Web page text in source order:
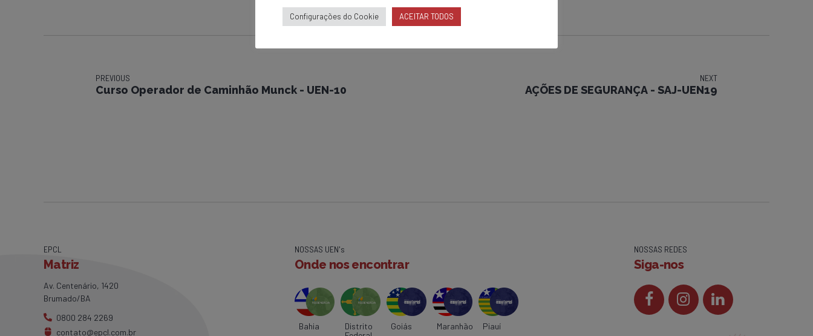
PREVIOUS
Curso Operador de Caminhão Munck - UEN-10
NEXT
AÇÕES DE SEGURANÇA - SAJ-UEN19
EPCL
Matriz
Av. Centenário, 1420
Brumado/BA
0800 284 2269
contato@epcl.com.br
NOSSAS UEN's
Onde nos encontrar
Bahia
Distrito
Goiás Maranhão Piauí
NOSSAS REDES
Siga-nos
Configurações do Cookie ACEITAR TODOS